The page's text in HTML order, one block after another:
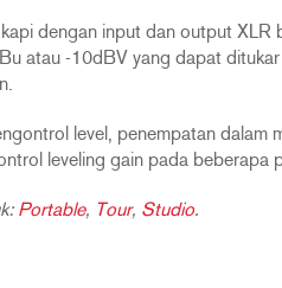
dengan input dan output
atau -10dBV yang dapat
level, penempatan dalam
leveling gain pada beberapa
Portable, Tour, Studio.